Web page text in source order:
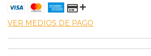
VER MEDIOS DE PAGO